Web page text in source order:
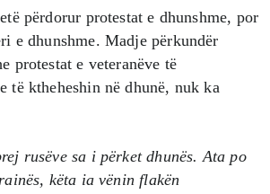
përdorur protestat e dhunshme, por
e dhunshme. Madje përkundër
protestat e veteranëve të
të ktheheshin në dhunë, nuk ka
rusëve sa i përket dhunës. Ata po
këta ia vënin flakën